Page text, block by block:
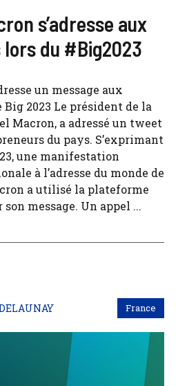
s’adresse aux
du #Big2023
un message aux
2023 Le président de la
Macron, a adressé un tweet
du pays. S’exprimant
une manifestation
à l’adresse du monde de
a utilisé la plateforme
message. Un appel ...
France